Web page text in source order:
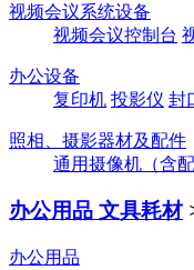
视频会议系统设备
视频会议控制台
办公设备
复印机 投影仪 封
照相、摄影器材及配件
通用摄像机（含配
办公用品 文具耗材
办公用品